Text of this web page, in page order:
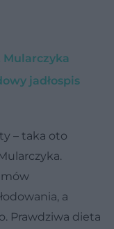
Mularczyka
jadłospis
– taka oto
a
Prawdziwa dieta